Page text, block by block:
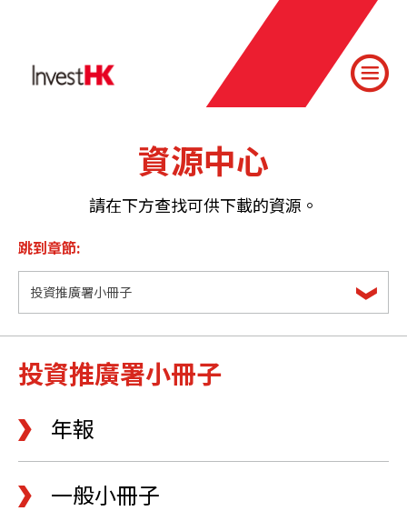
資源中心
請在下方查找可供下載的資源。
跳到章節:
投資推廣署小冊子
投資推廣署小冊子
年報
一般小冊子